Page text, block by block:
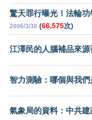
驚天罪行曝光！法輪
2006/3/30 (66,575次)
江澤民的人腦補品來源
智力測驗：哪個與我們
氣象局的資料：中共